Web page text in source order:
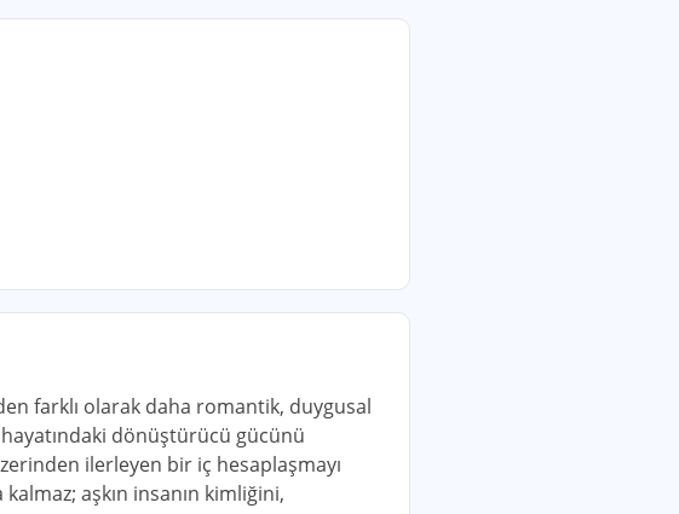
farklı olarak daha romantik, duygusal
dönüştürücü gücünü
ilerleyen bir iç hesaplaşmayı
aşkın insanın kimliğini,